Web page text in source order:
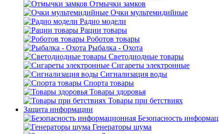
Отмычки замков
Очки мультемидийные
Радио модели
Рации товары
Роботов товары
Рыбалка - Охота
Светодиодные товары
Сигареты электронные
Сигнализация воды
Спорта товары
Товары здоровья
Товары при бетствиях
Защита информации
Безопасность
Генераторы шума